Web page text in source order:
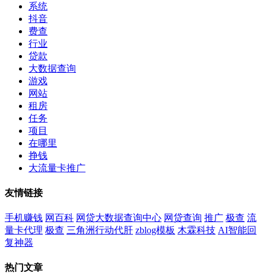
系统
抖音
费查
行业
贷款
大数据查询
游戏
网站
租房
任务
项目
在哪里
挣钱
大流量卡推广
友情链接
手机赚钱 网百科 网贷大数据查询中心 网贷查询 推广 极查 流
量卡代理 极查 三角洲行动代肝 zblog模板 木霖科技 AI智能回
复神器
热门文章